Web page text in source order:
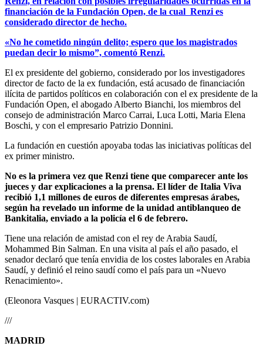
financiación de la Fundación Open, de la cual Renzi es
considerado director de hecho.
«No he cometido ningún delito; espero que los magistrados
puedan decir lo mismo”, comentó Renzi.
El ex presidente del gobierno, considerado por los investigadores
director de facto de la ex fundación, está acusado de financiación
ilícita de partidos políticos en colaboración con el ex presidente de la
Fundación Open, el abogado Alberto Bianchi, los miembros del
consejo de administración Marco Carrai, Luca Lotti, Maria Elena
Boschi, y con el empresario Patrizio Donnini.
La fundación en cuestión apoyaba todas las iniciativas políticas del
ex primer ministro.
No es la primera vez que Renzi tiene que comparecer ante los
jueces y dar explicaciones a la prensa. El líder de Italia Viva
recibió 1,1 millones de euros de diferentes empresas árabes,
según ha revelado un informe de la unidad antiblanqueo de
Bankitalia, enviado a la policía el 6 de febrero.
Tiene una relación de amistad con el rey de Arabia Saudí,
Mohammed Bin Salman. En una visita al país el año pasado, el
senador declaró que tenía envidia de los costes laborales en Arabia
Saudí, y definió el reino saudí como el país para un «Nuevo
Renacimiento».
(Eleonora Vasques | EURACTIV.com)
///
MADRID